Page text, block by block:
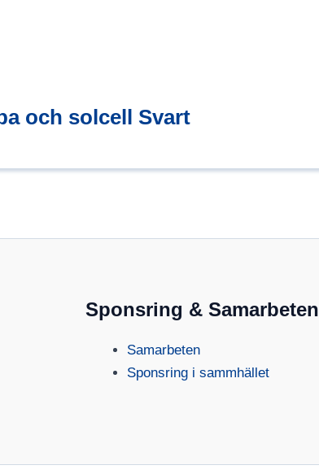
och solcell Svart
Sponsring & Samarbeten
Samarbeten
Sponsring i sammhället